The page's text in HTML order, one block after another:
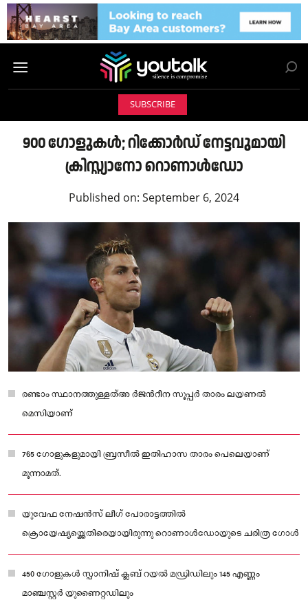
SUBSCRIBE
900 ഗോളുകള്‍‌; റിക്കോര്‍ഡ് നേട്ടവുമായി
ക്രിസ്റ്റ്യാനോ റൊണാള്‍ഡോ
Published on: September 6, 2024
രണ്ടാം സ്ഥാനത്തുള്ളത്അ ർജന്‍റീന സൂപ്പർ താരം ലയണല്‍
മെസിയാണ്
765 ഗോളുകളുമായി ബ്രസീല്‍ ഇതിഹാസ താരം പെലെയാണ്
മൂന്നാമത്.
യുവേഫ നേഷൻസ് ലീഗ് പോരാട്ടത്തില്‍
ക്രൊയേഷ്യയ്ക്കെതിരെയായിരുന്നു റൊണാള്‍ഡോയുടെ ചരിത്ര ഗോള്‍
450 ഗോളുകള്‍ സ്പാനിഷ് ക്ലബ് റയല്‍ മഡ്രിഡിലും 145 എണ്ണം
മാഞ്ചസ്റ്റർ യുണൈറ്റഡിലും